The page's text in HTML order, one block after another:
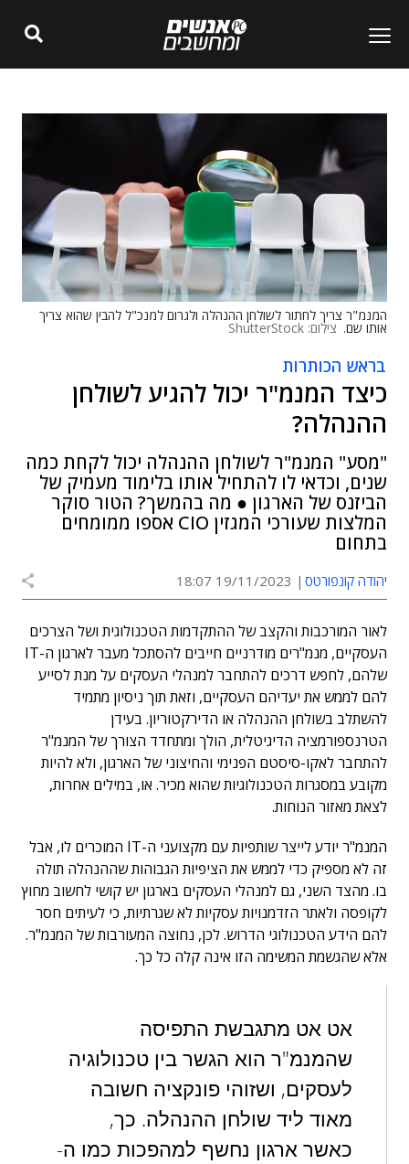
המנמ"ר צריך לחתור לשולחן ההנהלה ולגרום למנכ"ל להבין שהוא צריך
אותו שם. צילום: ShutterStock
בראש הכותרות
כיצד המנמ"ר יכול להגיע לשולחן
ההנהלה?
"מסע" המנמ"ר לשולחן ההנהלה יכול לקחת כמה
שנים, וכדאי לו להתחיל אותו בלימוד מעמיק של
הביזנס של הארגון ● מה בהמשך? הטור סוקר
המלצות שעורכי המגזין CIO אספו ממומחים
בתחום
יהודה קונפורטס 19/11/2023 18:07
לאור המורכבות והקצב של ההתקדמות הטכנולוגית ושל הצרכים
העסקיים, מנמ"רים מודרניים חייבים להסתכל מעבר לארגון ה-IT
שלהם, לחפש דרכים להתחבר למנהלי העסקים על מנת לסייע
להם לממש את יעדיהם העסקיים, וזאת תוך ניסיון מתמיד
להשתלב בשולחן ההנהלה או הדירקטוריון. בעידן
הטרנספורמציה הדיגיטלית, הולך ומתחדד הצורך של המנמ"ר
להתחבר לאקו-סיסטם הפנימי והחיצוני של הארגון, ולא להיות
מקובע במסגרות הטכנולוגיות שהוא מכיר. או, במילים אחרות,
לצאת מאזור הנוחות.
המנמ"ר יודע לייצר שותפיות עם מקצועני ה-IT המוכרים לו, אבל
זה לא מספיק כדי לממש את הציפיות הגבוהות שההנהלה תולה
בו. מהצד השני, גם למנהלי העסקים בארגון יש קושי לחשוב מחוץ
לקופסה ולאתר הזדמנויות עסקיות לא שגרתיות, כי לעיתים חסר
להם הידע הטכנולוגי הדרוש. לכן, נחוצה המעורבות של המנמ"ר.
אלא שהגשמת המשימה הזו אינה קלה כל כך.
אט אט מתגבשת התפיסה
שהמנמ"ר הוא הגשר בין טכנולוגיה
לעסקים, ושזוהי פונקציה חשובה
מאוד ליד שולחן ההנהלה. כך,
כאשר ארגון נחשף למהפכות כמו ה-